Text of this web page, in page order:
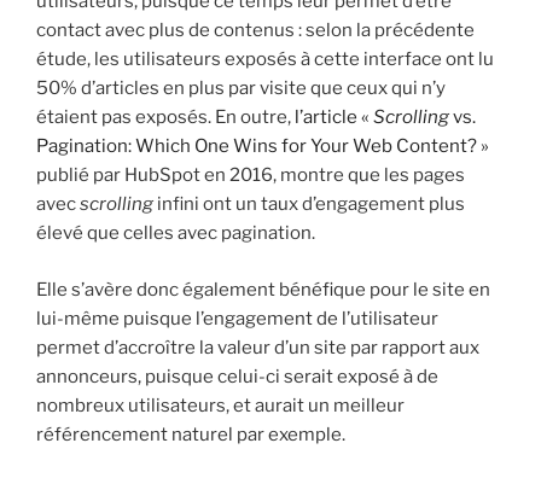
contact avec plus de contenus : selon la précédente
étude, les utilisateurs exposés à cette interface ont lu
50% d’articles en plus par visite que ceux qui n’y
étaient pas exposés. En outre, l’article « Scrollingvs.
Pagination: Which One Wins for Your Web Content? »
publié par HubSpot en 2016, montre que les pages
avecscrolling infini ont un taux d’engagement plus
élevé que celles avec pagination.
Elle s’avère donc également bénéfique pour le site en
lui-même puisque l’engagement de l’utilisateur
permet d’accroître la valeur d’un site par rapport aux
annonceurs, puisque celui-ci serait exposé à de
nombreux utilisateurs, et aurait un meilleur
référencement naturel par exemple.